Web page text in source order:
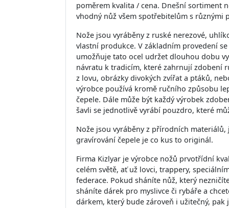
poměrem kvalita / cena. Dnešní sortiment
vhodný nůž všem spotřebitelům s různými
Nože jsou vyráběny z ruské nerezové,
vlastní produkce. V základním provedení
umožňuje tato ocel udržet dlouhou dobu
návratu k tradicím, které zahrnují zdobení
z lovu, obrázky divokých zvířat a ptáků,
výrobce používá kromě ručního způsobu
čepele. Dále může být každý výrobek
šavli se jednotlivě vyrábí pouzdro, které
Nože jsou vyráběny z přírodních
gravírování čepele je co kus to originál.
Firma Kizlyar je výrobce nožů prvotřídní
celém světě, ať už lovci, trappery,
federace. Pokud sháníte nůž, který
sháníte dárek pro myslivce či rybáře a
dárkem, který bude zároveň i užitečný,